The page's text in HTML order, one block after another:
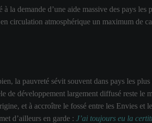
demande d’une aide massive des pays
circulation atmosphérique un maximum de
la pauvreté sévit souvent dans pays les
de développement largement diffusé reste
et à accroître le fossé entre les Envies
d’ailleurs en garde : J’ai toujours eu la